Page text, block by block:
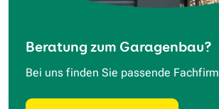
Beratung zum Garagenbau?
Bei uns finden Sie passende